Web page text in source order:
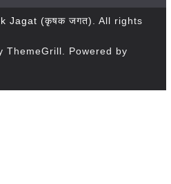
Jagat (कृषक जगत)
. All rights
ThemeGrill. Powered by